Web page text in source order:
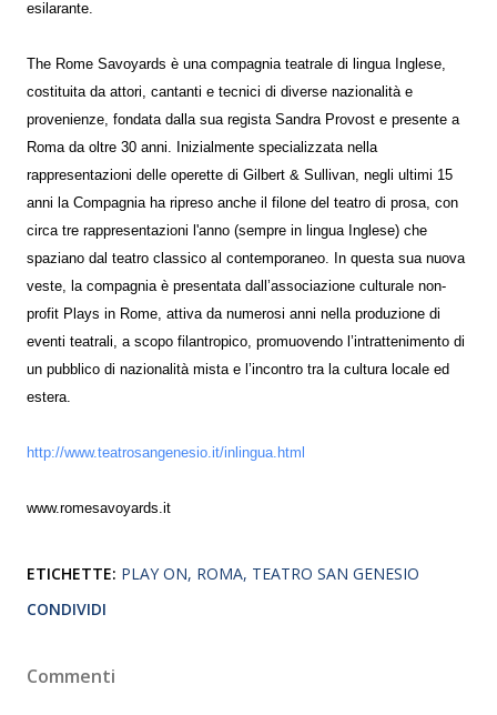
esilarante.
The Rome Savoyards è una compagnia teatrale di lingua Inglese,
costituita da attori, cantanti e tecnici di diverse nazionalità e
provenienze, fondata dalla sua regista Sandra Provost e presente a
Roma da oltre 30 anni. Inizialmente specializzata nella
rappresentazioni delle operette di Gilbert & Sullivan, negli ultimi 15
anni la Compagnia ha ripreso anche il filone del teatro di prosa, con
circa tre rappresentazioni l'anno (sempre in lingua Inglese) che
spaziano dal teatro classico al contemporaneo. In questa sua nuova
veste, la compagnia è presentata dall’associazione culturale non-
profit Plays in Rome, attiva da numerosi anni nella produzione di
eventi teatrali, a scopo filantropico, promuovendo l’intrattenimento di
un pubblico di nazionalità mista e l’incontro tra la cultura locale ed
estera.
http://www.teatrosangenesio.it/inlingua.html
www.romesavoyards.it
ETICHETTE: PLAY ON ROMA TEATRO SAN GENESIO
CONDIVIDI
Commenti